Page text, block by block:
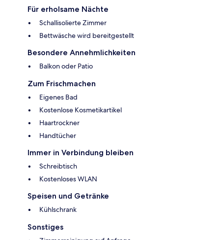
Für erholsame Nächte
Schallisolierte Zimmer
Bettwäsche wird bereitgestellt
Besondere Annehmlichkeiten
Balkon oder Patio
Zum Frischmachen
Eigenes Bad
Kostenlose Kosmetikartikel
Haartrockner
Handtücher
Immer in Verbindung bleiben
Schreibtisch
Kostenloses WLAN
Speisen und Getränke
Kühlschrank
Sonstiges